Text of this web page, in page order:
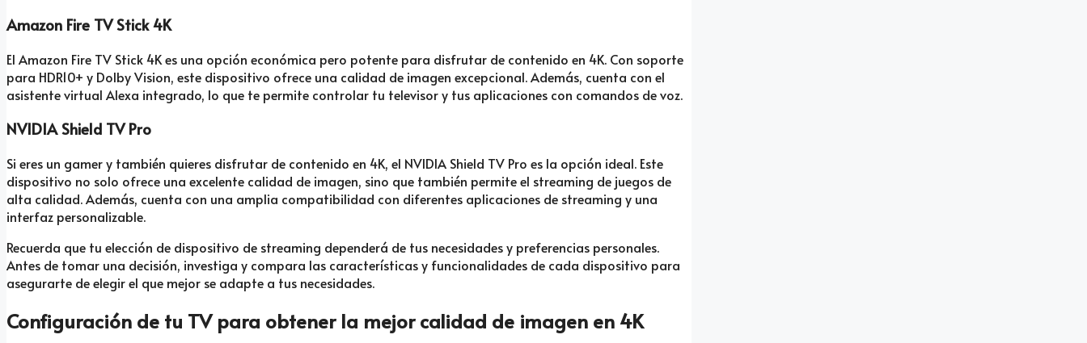
Amazon Fire TV Stick 4K
El Amazon Fire TV Stick 4K es una opción económica pero potente para disfrutar de contenido en 4K. Con soporte
para HDR10+ y Dolby Vision, este dispositivo ofrece una calidad de imagen excepcional. Además, cuenta con el
asistente virtual Alexa integrado, lo que te permite controlar tu televisor y tus aplicaciones con comandos de voz.
NVIDIA Shield TV Pro
Si eres un gamer y también quieres disfrutar de contenido en 4K, el NVIDIA Shield TV Pro es la opción ideal. Este
dispositivo no solo ofrece una excelente calidad de imagen, sino que también permite el streaming de juegos de
alta calidad. Además, cuenta con una amplia compatibilidad con diferentes aplicaciones de streaming y una
interfaz personalizable.
Recuerda que tu elección de dispositivo de streaming dependerá de tus necesidades y preferencias personales.
Antes de tomar una decisión, investiga y compara las características y funcionalidades de cada dispositivo para
asegurarte de elegir el que mejor se adapte a tus necesidades.
Configuración de tu TV para obtener la mejor calidad de imagen en 4K